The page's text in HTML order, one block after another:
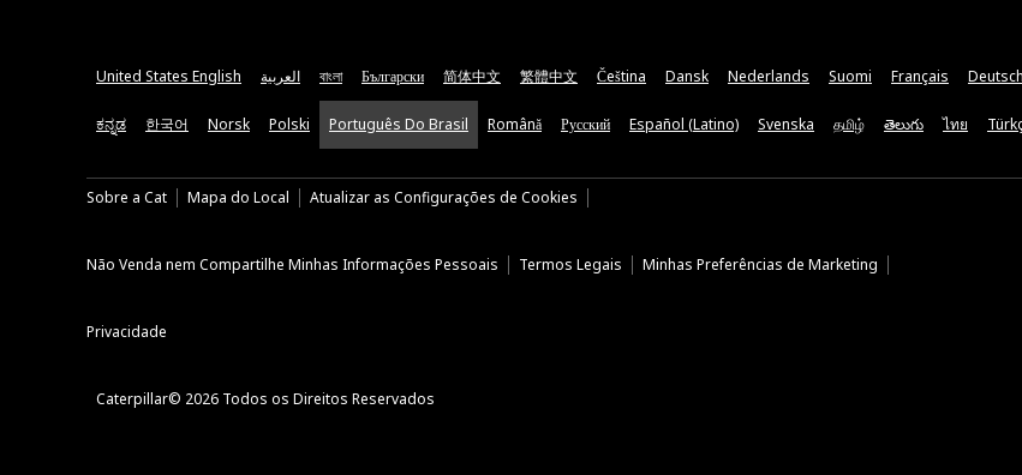
United States English العربية বাংলা Български 简体中文 繁體中文 Čeština Dansk Nederlands Suomi Français Deutsch
ಕನ್ನಡ 한국어 Norsk Polski Português Do Brasil Română Русский Español (Latino) Svenska தமிழ் తెలుగు ไทย
Sobre a Cat Mapa do Local Atualizar as Configurações de Cookies
Não Venda nem Compartilhe Minhas Informações Pessoais Termos Legais Minhas Preferências de Marketing
Privacidade
Caterpillar© 2026 Todos os Direitos Reservados